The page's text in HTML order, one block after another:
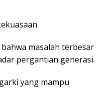
masalah terbesar
pergantian generasi.
yang mampu